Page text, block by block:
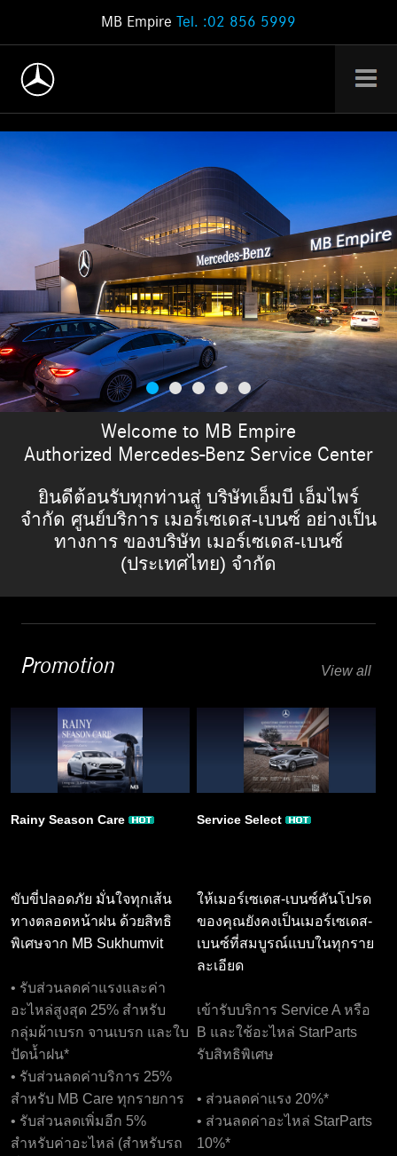
MB Empire Tel. :02 856 5999
Welcome to MB Empire
Authorized Mercedes-Benz Service Center
ยินดีต้อนรับทุกท่านสู่ บริษัทเอ็มบี เอ็มไพร์
จำกัด ศูนย์บริการ เมอร์เซเดส-เบนซ์ อย่างเป็น
ทางการ ของบริษัท เมอร์เซเดส-เบนซ์
(ประเทศไทย) จำกัด
View all
Promotion
Rainy Season Care
ขับขี่ปลอดภัย มั่นใจทุกเส้น
ทางตลอดหน้าฝน ด้วยสิทธิ
พิเศษจาก MB Sukhumvit
• รับส่วนลดค่าแรงและค่า
อะไหล่สูงสุด 25% สำหรับ
กลุ่มผ้าเบรก จานเบรก และใบ
ปัดน้ำฝน*
• รับส่วนลดค่าบริการ 25%
สำหรับ MB Care ทุกรายการ
• รับส่วนลดเพิ่มอีก 5%
สำหรับค่าอะไหล่ (สำหรับรถ
Service Select
ให้เมอร์เซเดส-เบนซ์คันโปรด
ของคุณยังคงเป็นเมอร์เซเดส-
เบนซ์ที่สมบูรณ์แบบในทุกราย
ละเอียด
เข้ารับบริการ Service A หรือ
B และใช้อะไหล่ StarParts
รับสิทธิพิเศษ
• ส่วนลดค่าแรง 20%*
• ส่วนลดค่าอะไหล่ StarParts
10%*